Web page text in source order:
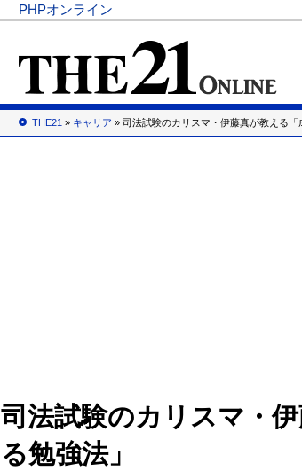
PHPオンライン
THE21 » キャリア » 司法試験のカリスマ・伊藤真が教える「
司法試験のカリスマ・
る勉強法」